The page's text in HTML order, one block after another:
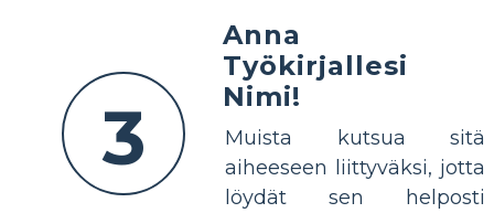
3
Anna
Työkirjallesi
Nimi!
Muista kutsua sitä
aiheeseen liittyväksi, jotta
löydät sen helposti